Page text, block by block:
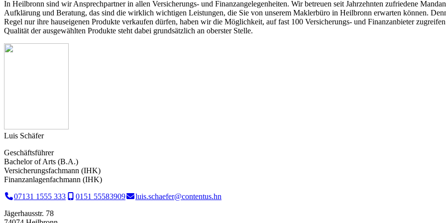
In Heilbronn sind wir Ansprechpartner in allen Versicherungs- und Finanzangelegenheiten. Wir betreuen seit Jahr­zehn­ten zu­frie­dene
Aufklärung und Beratung, das sind die wirklich wichtigen Leistungen, die Sie von unserem Maklerbüro in Heilbronn erwarten können.
Regel nur ihre hauseigenen Produkte verkaufen dürfen, haben wir die Möglichkeit, auf fast 100 Versicherungs- und Finanzanbieter
Qualität der ausgewählten Produkte steht dabei grundsätzlich an oberster Stelle.
Luis Schäfer
Geschäftsführer
Bachelor of Arts (B.A.)
Versicherungsfachmann (IHK)
Finanzanlagenfachmann (IHK)
07131 1555 333
0151 55583909
luis.schaefer@contentus.hn
Jägerhausstr. 78